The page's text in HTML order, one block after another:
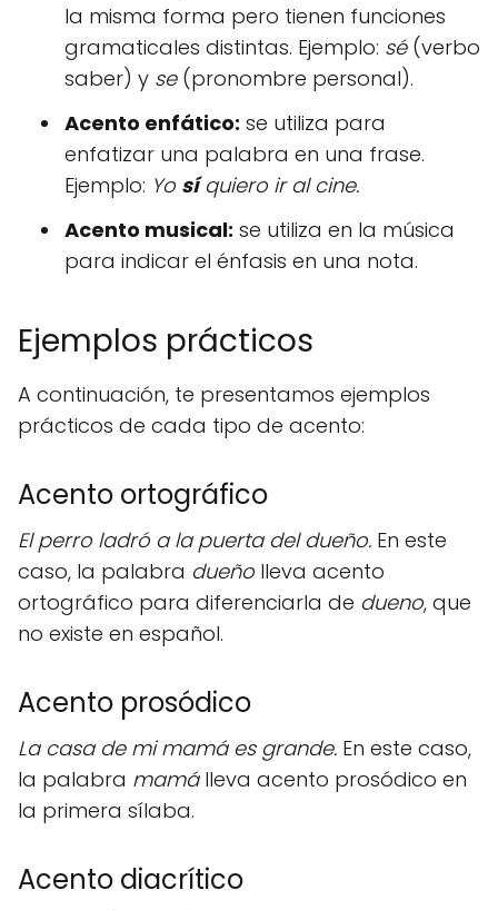
la misma forma pero tienen funciones
gramaticales distintas. Ejemplo: sé(verbo
saber) y se(pronombre personal).
Acento enfático: se utiliza para
enfatizar una palabra en una frase.
Ejemplo: Yo síquiero ir al cine.
Acento musical: se utiliza en la música
para indicar el énfasis en una nota.
Ejemplos prácticos
A continuación, te presentamos ejemplos
prácticos de cada tipo de acento:
Acento ortográfico
El perro ladró a la puerta del dueño. En este
caso, la palabra dueño lleva acento
ortográfico para diferenciarla de dueno, que
no existe en español.
Acento prosódico
La casa de mi mamá es grande. En este caso,
la palabra mamálleva acento prosódico en
la primera sílaba.
Acento diacrítico